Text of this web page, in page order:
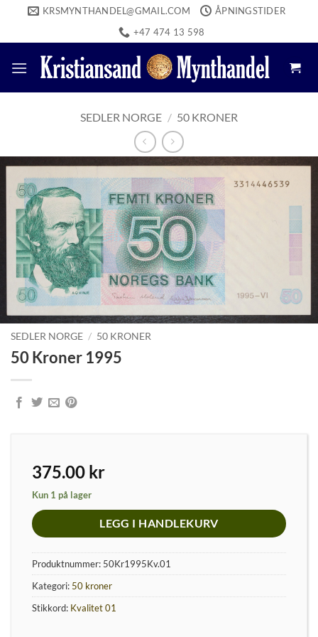
content
KRSMYNTHANDEL@GMAIL.COM
ÅPNINGSTIDER
+47 474 13 598
SEDLER NORGE / 50 KRONER
SEDLER NORGE / 50 KRONER
50 Kroner 1995
375.00 kr
Kun 1 på lager
LEGG I HANDLEKURV
Produktnummer: 50Kr1995Kv.01
Kategori: 50 kroner
Stikkord: Kvalitet 01